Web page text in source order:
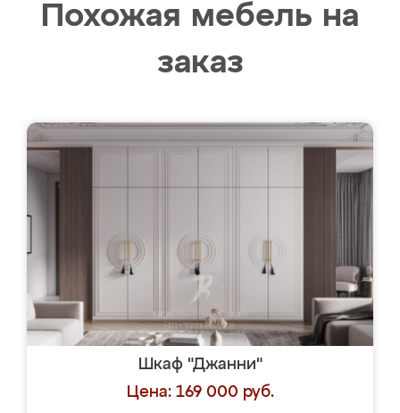
Похожая мебель на
заказ
Шкаф "Джанни"
Цена: 169 000 руб.